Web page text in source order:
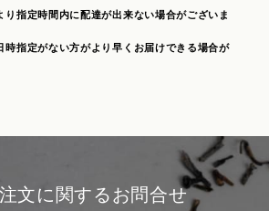
指定時間内に配達が出来ない場合がございま
指定がない方がより早くお届けできる場合が
文に関するお問合せ